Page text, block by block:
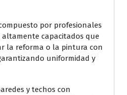
por profesionales
capacitados que
la reforma o la pintura con
uniformidad y
y techos con